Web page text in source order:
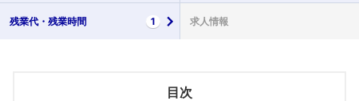
残業代・ 残業時間 1 求人情報
目次